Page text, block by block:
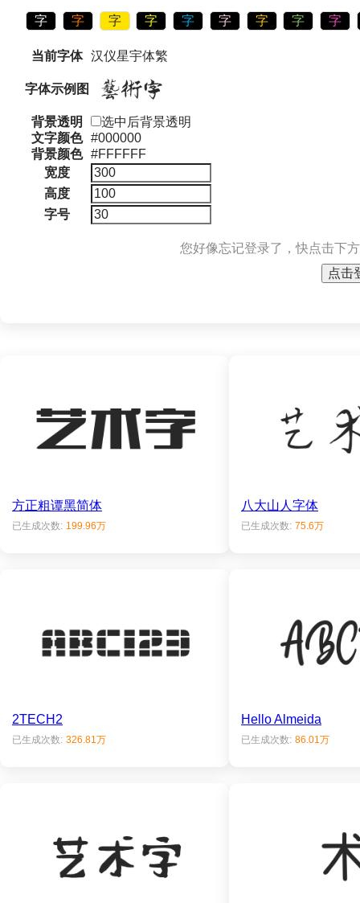
字 字 字 字 字 字 字 字 字
当前字体 汉仪星宇体繁
字体示例图
背景透明
选中后背景透明
文字颜色 #000000
背景颜色 #FFFFFF
宽度
高度
字号
您好像忘记登录了，快点击下
点击
方正粗谭黑简体
已生成次数: 199.96万
八大山人字体
已生成次数: 75.6万
2TECH2
已生成次数: 326.81万
Hello Almeida
已生成次数: 86.01万